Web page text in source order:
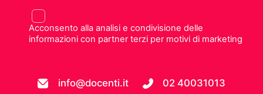
Acconsento alla analisi e condivisione delle
informazioni con partner terzi per motivi di marketing
info@docenti.it 02 40031013